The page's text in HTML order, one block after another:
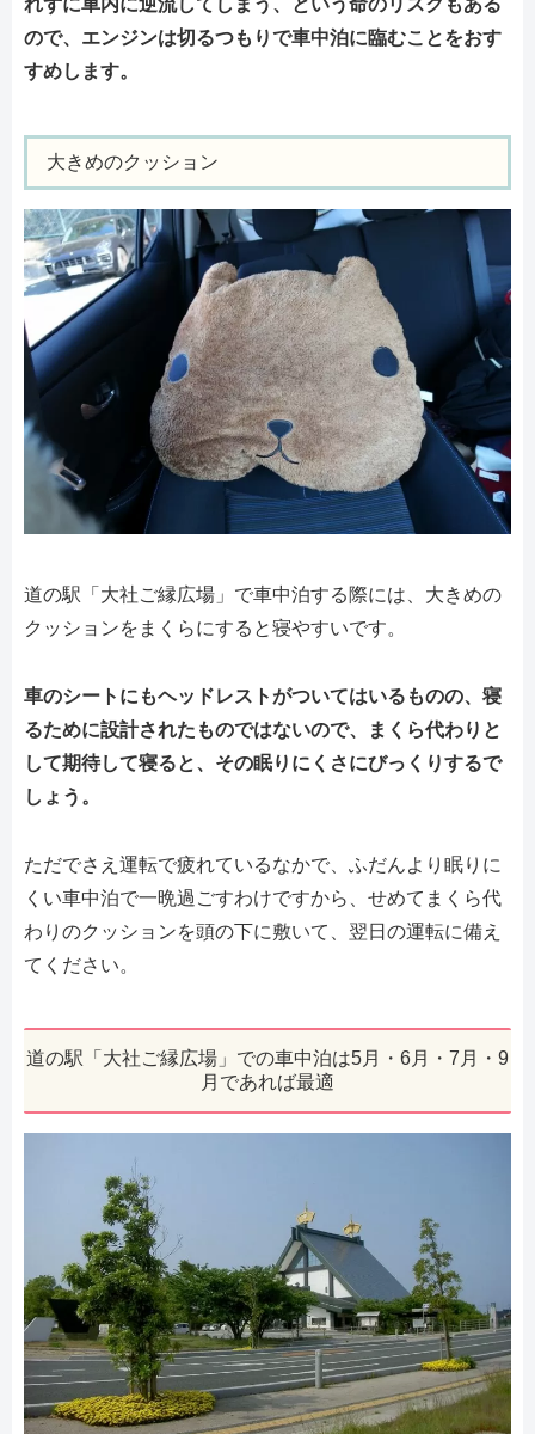
れずに車内に逆流してしまう、という命のリスクもある
ので、エンジンは切るつもりで車中泊に臨むことをおす
すめします。
大きめのクッション
道の駅「大社ご縁広場」で車中泊する際には、大きめの
クッションをまくらにすると寝やすいです。
車のシートにもヘッドレストがついてはいるものの、寝
るために設計されたものではないので、まくら代わりと
して期待して寝ると、その眠りにくさにびっくりするで
しょう。
ただでさえ運転で疲れているなかで、ふだんより眠りに
くい車中泊で一晩過ごすわけですから、せめてまくら代
わりのクッションを頭の下に敷いて、翌日の運転に備え
てください。
道の駅「大社ご縁広場」での車中泊は5月・6月・7月・9
月であれば最適